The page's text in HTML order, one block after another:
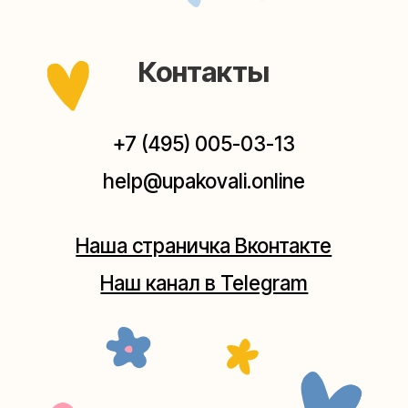
Москва, ул.Плющиха, дом 42
Москва, ул.Таганская, дом 25-27
(как пройти)
Мастерская на Плющихе
+7 (980) 495-03-13